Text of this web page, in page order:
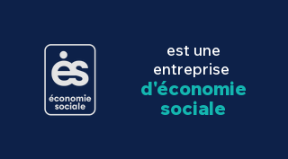
est une
entreprise
d'économie
sociale